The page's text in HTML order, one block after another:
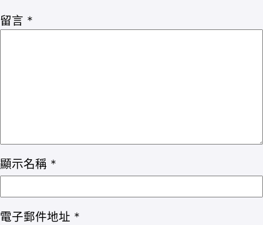
留言 *
顯示名稱 *
電子郵件地址 *